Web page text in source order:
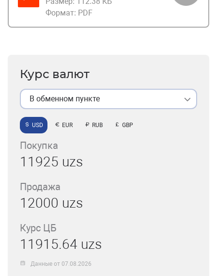
Формат: PDF
Курс валют
В обменном пункте
USD EUR RUB GBP
Покупка
11925 uzs
Продажа
12000 uzs
Курс ЦБ
11915.64 uzs
Данные от 07.08.2026